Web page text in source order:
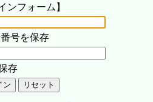
ンフォーム】
号を保存
存